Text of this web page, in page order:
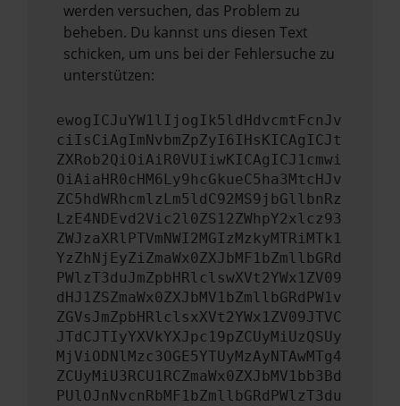
werden versuchen, das Problem zu
beheben. Du kannst uns diesen Text
schicken, um uns bei der Fehlersuche zu
unterstützen:
ewogICJuYW1lIjogIk5ldHdvcmtFcnJv
ciIsCiAgImNvbmZpZyI6IHsKICAgICJt
ZXRob2QiOiAiR0VUIiwKICAgICJ1cmwi
OiAiaHR0cHM6Ly9hcGkueC5ha3MtcHJv
ZC5hdWRhcmlzLm5ldC92MS9jbGllbnRz
LzE4NDEvd2Vic2l0ZS12ZWhpY2xlcz93
ZWJzaXRlPTVmNWI2MGIzMzkyMTRiMTk1
YzZhNjEyZiZmaWx0ZXJbMF1bZmllbGRd
PWlzT3duJmZpbHRlclswXVt2YWx1ZV09
dHJ1ZSZmaWx0ZXJbMV1bZmllbGRdPW1v
ZGVsJmZpbHRlclsxXVt2YWx1ZV09JTVC
JTdCJTIyYXVkYXJpc19pZCUyMiUzQSUy
MjViODNlMzc3OGE5YTUyMzAyNTAwMTg4
ZCUyMiU3RCU1RCZmaWx0ZXJbMV1bb3Bd
PUlOJnNvcnRbMF1bZmllbGRdPWlzT3du